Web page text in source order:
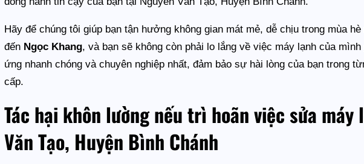
Hãy để chúng tôi giúp bạn tận hưởng không gian mát mẻ, dễ chịu trong mùa
đến Ngọc Khang, và bạn sẽ không còn phải lo lắng về việc máy lạnh của
ứng nhanh chóng và chuyên nghiệp nhất, đảm bảo sự hài lòng của bạn trong
cấp.
Tác hại khôn lường nếu trì hoãn việc sửa máy
Văn Tạo, Huyện Bình Chánh